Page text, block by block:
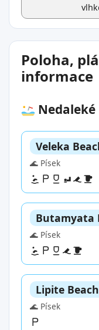
Poloha,
informace
Veleka
🌊 Písek
Butamyata
🌊 Písek
Lipite Beach
🌊 Písek